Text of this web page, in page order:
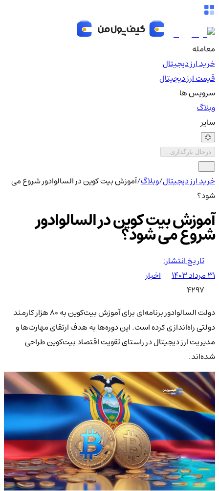
معامله
خرید ارز دیجیتال
قیمت ارز دیجیتال
سرویس ها
وبلاگ
سایر
درحال بارگذاری...
خرید ارز دیجیتال/وبلاگ/آموزش بیت کوین در السالوادور شروع می
شود؟
آموزش بیت کوین در السالوادور
شروع می شود؟
تاریخ انتشار:
۳۱ مرداد ۱۴۰۳
اخبار
4297
دولت السالوادور برنامه‌ای برای آموزش بیت‌کوین به ۸۰ هزار کارمند
دولتی راه‌اندازی کرده است. این دوره‌ها به هدف ارتقای مهارت‌ها و
مدیریت ارز دیجیتال در راستای تقویت اقتصاد بیت‌کوین طراحی
شده‌اند.